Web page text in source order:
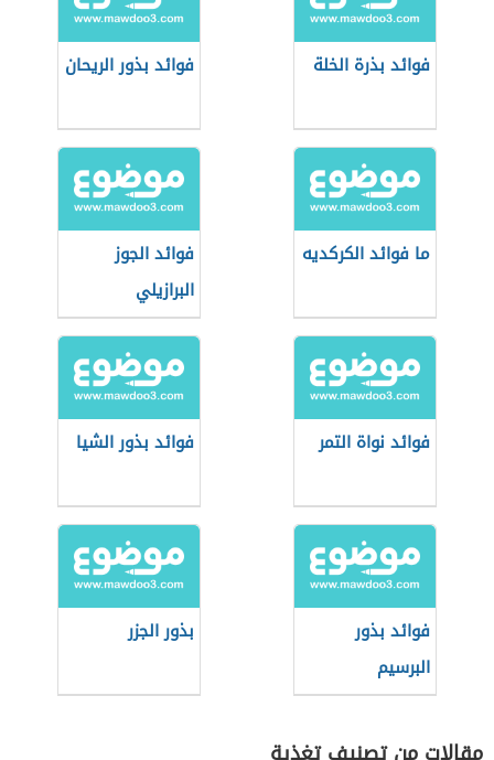
فوائد بذرة الخلة فوائد بذور الريحان
ما فوائد الكركديه
فوائد الجوز
البرازيلي
فوائد نواة التمر فوائد بذور الشيا
فوائد بذور
البرسيم
بذور الجزر